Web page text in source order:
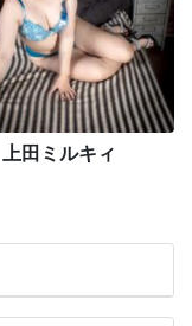
上田ミルキィ